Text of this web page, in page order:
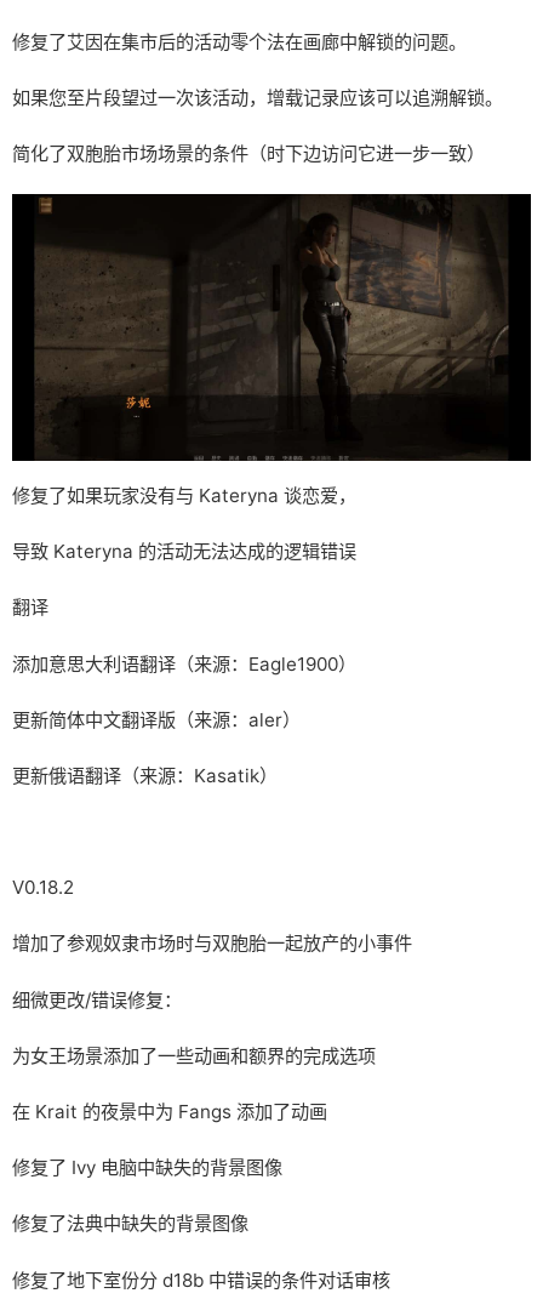
修复了艾因在集市后的活动零个法在画廊中解锁的问题。
如果您至片段望过一次该活动，增载记录应该可以追溯解锁。
简化了双胞胎市场场景的条件（时下边访问它进一步一致）
修复了如果玩家没有与 Kateryna 谈恋爱，
导致 Kateryna 的活动无法达成的逻辑错误
翻译
添加意思大利语翻译（来源：Eagle1900）
更新简体中文翻译版（来源：aler）
更新俄语翻译（来源：Kasatik）
V0.18.2
增加了参观奴隶市场时与双胞胎一起放产的小事件
细微更改/错误修复：
为女王场景添加了一些动画和额界的完成选项
在 Krait 的夜景中为 Fangs 添加了动画
修复了 Ivy 电脑中缺失的背景图像
修复了法典中缺失的背景图像
修复了地下室份分 d18b 中错误的条件对话审核